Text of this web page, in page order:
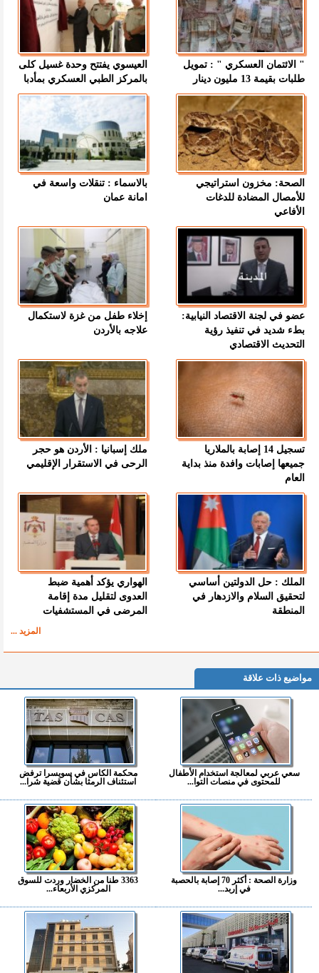
" الائتمان العسكري " : تمويل
طلبات بقيمة 13 مليون دينار
العيسوي يفتتح وحدة غسيل كلى
بالمركز الطبي العسكري بمأدبا
الصحة: مخزون استراتيجي
للأمصال المضادة للدغات
الأفاعي
بالاسماء : تنقلات واسعة في
امانة عمان
عضو في لجنة الاقتصاد النيابية:
بطء شديد في تنفيذ رؤية
التحديث الاقتصادي
إخلاء طفل من غزة لاستكمال
علاجه بالأردن
تسجيل 14 إصابة بالملاريا
جميعها إصابات وافدة منذ بداية
العام
ملك إسبانيا : الأردن هو حجر
الرحى في الاستقرار الإقليمي
الملك : حل الدولتين أساسي
لتحقيق السلام والازدهار في
المنطقة
الهواري يؤكد أهمية ضبط
العدوى لتقليل مدة إقامة
المرضى في المستشفيات
المزيد ...
مواضيع ذات علاقة
سعي عربي لمعالجة استخدام الأطفال
للمحتوى في منصات التوا...
محكمة الكاس في سويسرا ترفض
استئناف الرمثا بشأن قضية شرا...
وزارة الصحة : أكثر 70 إصابة بالحصبة
في إربد...
3363 طنا من الخضار وردت للسوق
المركزي الأربعاء...